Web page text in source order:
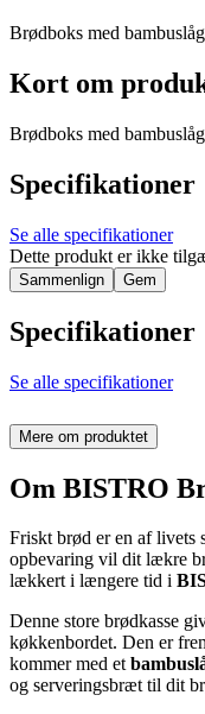
Brødboks med
Kort om
Brødboks med
Specifikationer
Se alle specifikationer
Dette produkt er ikke
Sammenlign Gem
Specifikationer
Se alle specifikationer
Mere om produktet
Om BISTRO
Friskt brød er en af livets
opbevaring vil dit lækre
lækkert i længere tid i
Denne store brødkasse
køkkenbordet. Den er
kommer med et
og serveringsbræt til dit